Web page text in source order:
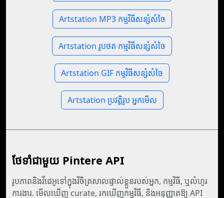
Artstation MP3 កម្មវិធីសន្សំសំចៃ
Artstation រូបថត កម្មវិធីសន្សំសំចៃ
Artstation GIF កម្មវិធីសន្សំសំចៃ
Artstation ប្រវត្តិរូប អ្នកមើល
ថែទាំ​ជាមួយ Pintere API
រូបភាពនិងវីដេអូទៅក្នុងវិចិត្រសាលផ្ទាល់ខ្លួនរបស់អ្នក, កម្មវិធី, ឬលំហូរ
ការងារ. មើលឃើញ curate, រកឃើញកម្មវិធី, និងអនុញ្ញាតឱ្យ API